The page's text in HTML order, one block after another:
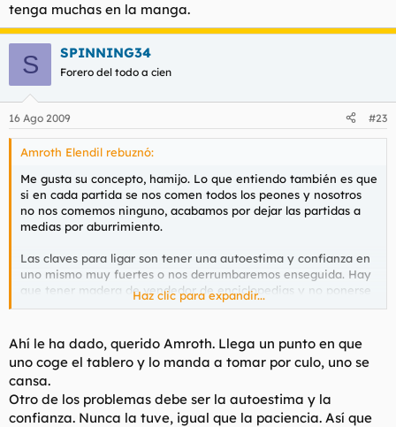
3- Le sobra arrojo y le falta estrategia y paciencia
de las relaciones es un juego más parecido alajedrezque a un
duelo
a las 7 de la mañana detrás de los muros de una iglesia.
Me explico:
Si sufre un revés en este juego (no le llama cuando esperaba
que lo hiciese por ejemplo)
abandona su partida de ajedrez cuando le comen su primer
peón.
El juego de las relaciones raramente es un duelo en el que un
revés de esa naturaleza (detalles de me-llama, no-me-llama),
provoca que la partida acabe prematuramente.
En las historias que ha contado ha perdido varios peones pero
usted reacciona como si le hubiesen metido una bala entre la
tercera y cuarta costilla.
Siga jugando
, y como bien le han aconsejado aqui, pruebe el
placer de las partidas simultáneas.
tenga muchas en la manga.
S SPINNING34
Forero del todo a cien
16 Ago 2009 #23
Amroth Elendil rebuznó:
Me gusta su concepto, hamijo. Lo que entiendo también es que
si en cada partida se nos comen todos los peones y nosotros
no nos comemos ninguno, acabamos por dejar las partidas a
medias por aburrimiento.
Las claves para ligar son tener una autoestima y confianza en
uno mismo muy fuertes o nos derrumbaremos enseguida. Hay
que tener madera de vendedor de enciclopedias y no ponerse
a llorar si te dan 10 portazos en las narices de buena mañana.
entretenido con varias a la vez. No hay mejor manera de jugar.
Haz clic para expandir...
Ahí le ha dado, querido Amroth. Llega un punto en que
uno coge el tablero y lo manda a tomar por culo, uno se
cansa.
Otro de los problemas debe ser la autoestima y la
confianza. Nunca la tuve, igual que la paciencia. Así que